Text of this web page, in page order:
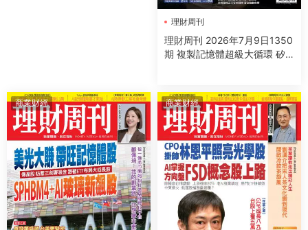
理財周刊
理財周刊 2026年7月9日1350
期 複製記憶體超級大循環 矽
商業财經 商業财經